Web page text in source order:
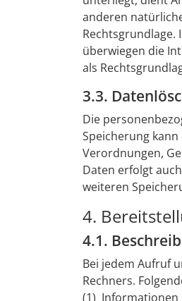
anderen
überwiegen die
als
3.3.
Die
Speicherung
Verordnungen,
Daten erfolgt
weiteren
4.
4.1.
Bei jedem Aufruf
Rechners.
(1) Informationen